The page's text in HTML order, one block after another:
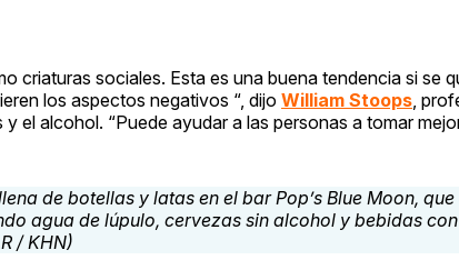
criaturas sociales. Esta es una buena tendencia si se
los aspectos negativos “, dijo William Stoops ,
el alcohol. “Puede ayudar a las personas a tomar